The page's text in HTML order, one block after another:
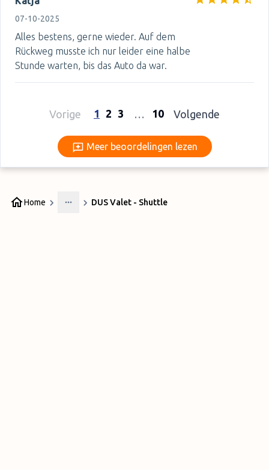
07-10-2025
Alles bestens, gerne wieder. Auf dem
Rückweg musste ich nur leider eine halbe
Stunde warten, bis das Auto da war.
Vorige 1 2 3 … 10 Volgende
Meer beoordelingen lezen
Meer beoordelingen lezen
Home
More
DUS Valet - Shuttle